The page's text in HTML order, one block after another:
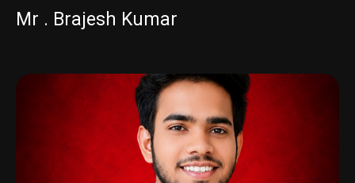
Mr . Brajesh Kumar